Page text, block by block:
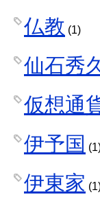
仏教 (1)
仙石秀
仮想通
伊予国
伊東家